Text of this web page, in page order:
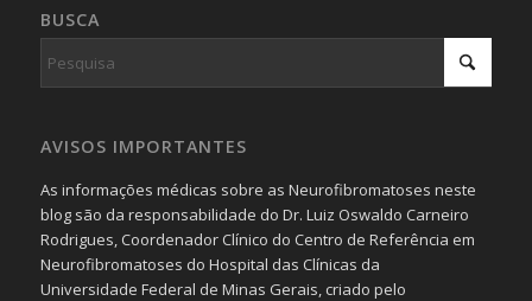
BUSCA
AVISOS IMPORTANTES
As informações médicas sobre as Neurofibromatoses neste
blog são da responsabilidade do Dr. Luiz Oswaldo Carneiro
Rodrigues, Coordenador Clínico do Centro de Referência em
Neurofibromatoses do Hospital das Clínicas da
Universidade Federal de Minas Gerais, criado pelo